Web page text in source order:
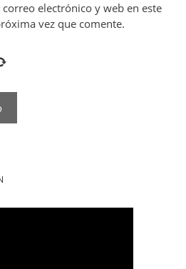
electrónico y web en este
vez que comente.